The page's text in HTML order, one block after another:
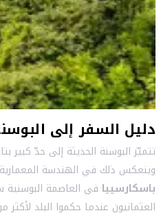
دليل السفر إلى
تتميّز البوسنة الحديثة إلى حدّ كبير
وينعكس ذلك في الهندسة
باسكارسييا في العاصمة البوسنية